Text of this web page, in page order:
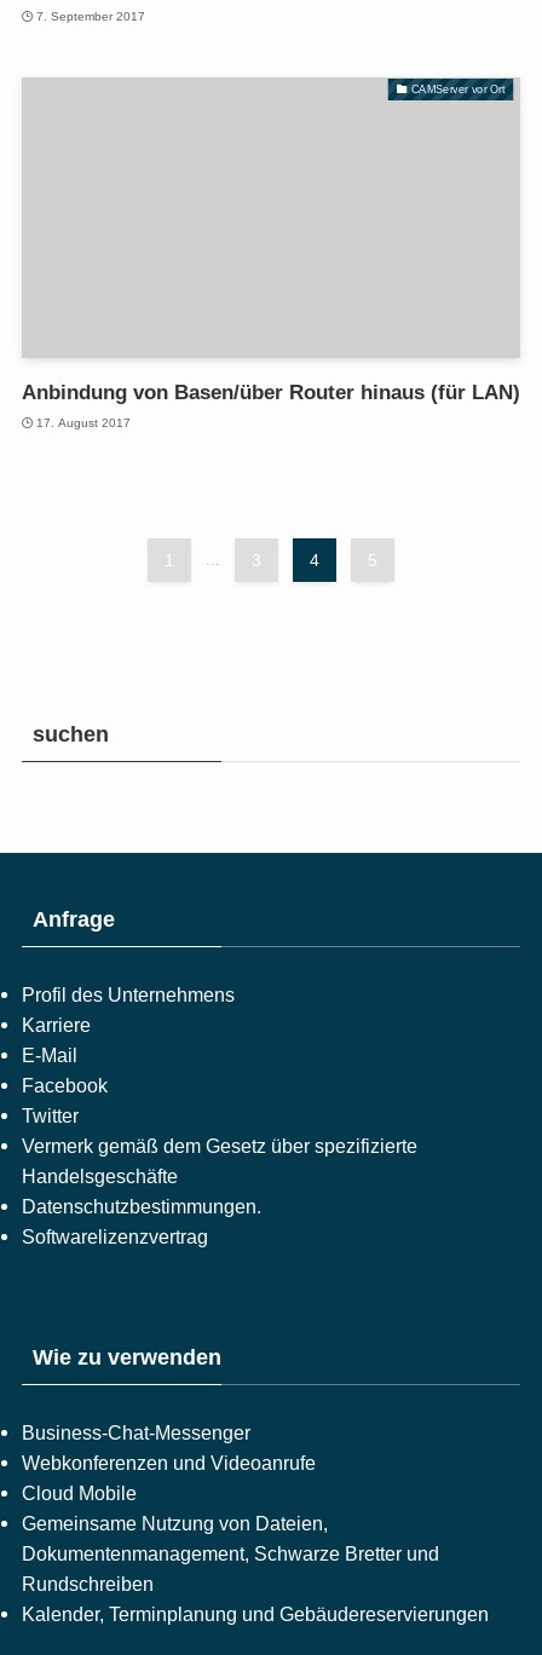
7. September 2017
CAMServer vor Ort
Anbindung von Basen/über Router hinaus (für LAN)
17. August 2017
1 3 4 5
suchen
Anfrage
Profil des Unternehmens
Karriere
E-Mail
Facebook
Twitter
Vermerk gemäß dem Gesetz über spezifizierte
Handelsgeschäfte
Datenschutzbestimmungen.
Softwarelizenzvertrag
Wie zu verwenden
Business-Chat-Messenger
Webkonferenzen und Videoanrufe
Cloud Mobile
Gemeinsame Nutzung von Dateien,
Dokumentenmanagement, Schwarze Bretter und
Rundschreiben
Kalender, Terminplanung und Gebäudereservierungen